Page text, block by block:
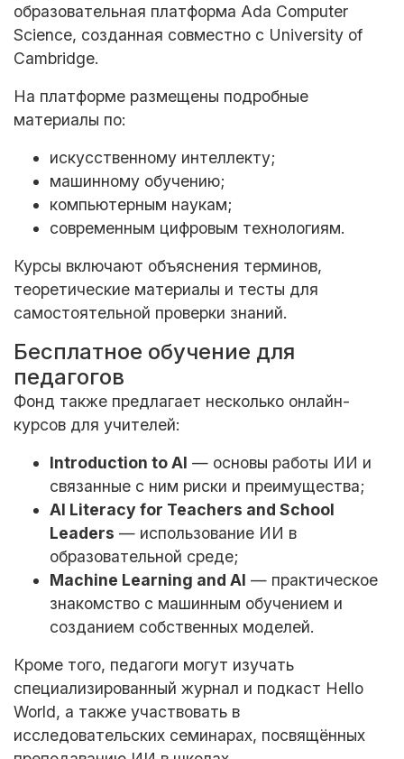
образовательная платформа Ada Computer
Science, созданная совместно с University of
Cambridge.
На платформе размещены подробные
материалы по:
искусственному интеллекту;
машинному обучению;
компьютерным наукам;
современным цифровым технологиям.
Курсы включают объяснения терминов,
теоретические материалы и тесты для
самостоятельной проверки знаний.
Бесплатное обучение для
педагогов
Фонд также предлагает несколько онлайн-
курсов для учителей:
Introduction to AI — основы работы ИИ и
связанные с ним риски и преимущества;
AI Literacy for Teachers and School
Leaders — использование ИИ в
образовательной среде;
Machine Learning and AI — практическое
знакомство с машинным обучением и
созданием собственных моделей.
Кроме того, педагоги могут изучать
специализированный журнал и подкаст Hello
World, а также участвовать в
исследовательских семинарах, посвящённых